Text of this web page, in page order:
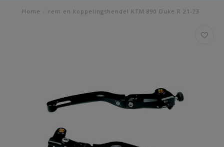
Home rem en koppelingshendel KTM 890 Duke R 21-23